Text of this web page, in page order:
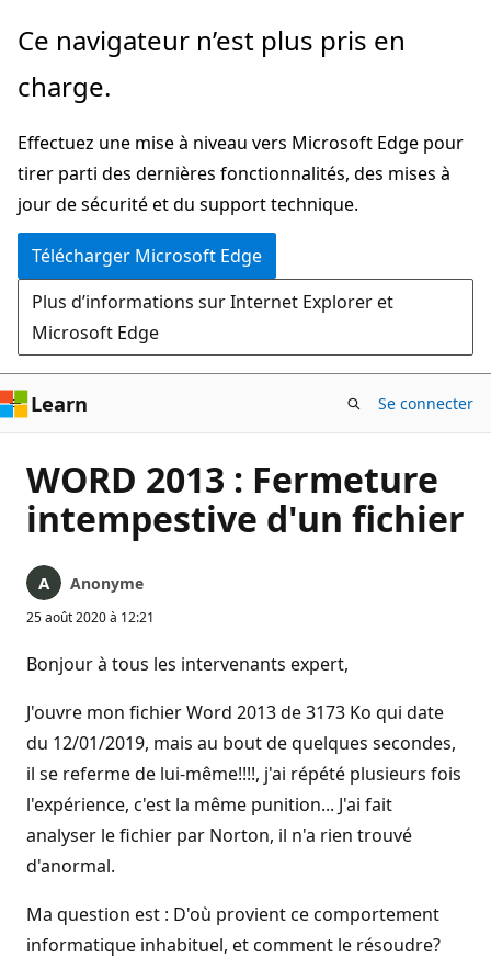
Passer
directement
au
principal
Ce navigateur n’est plus pris en
charge.
Effectuez une mise à niveau vers Microsoft Edge pour
tirer parti des dernières fonctionnalités, des mises à
jour de sécurité et du support technique.
Télécharger Microsoft Edge
Plus d’informations sur Internet Explorer et
Microsoft Edge
Learn Se connecter
WORD 2013 : Fermeture
intempestive d'un fichier
Anonyme
25 août 2020 à 12:21
Bonjour à tous les intervenants expert,
J'ouvre mon fichier Word 2013 de 3173 Ko qui date
du 12/01/2019, mais au bout de quelques secondes,
il se referme de lui-même!!!!, j'ai répété plusieurs fois
l'expérience, c'est la même punition... J'ai fait
analyser le fichier par Norton, il n'a rien trouvé
d'anormal.
Ma question est : D'où provient ce comportement
informatique inhabituel, et comment le résoudre?